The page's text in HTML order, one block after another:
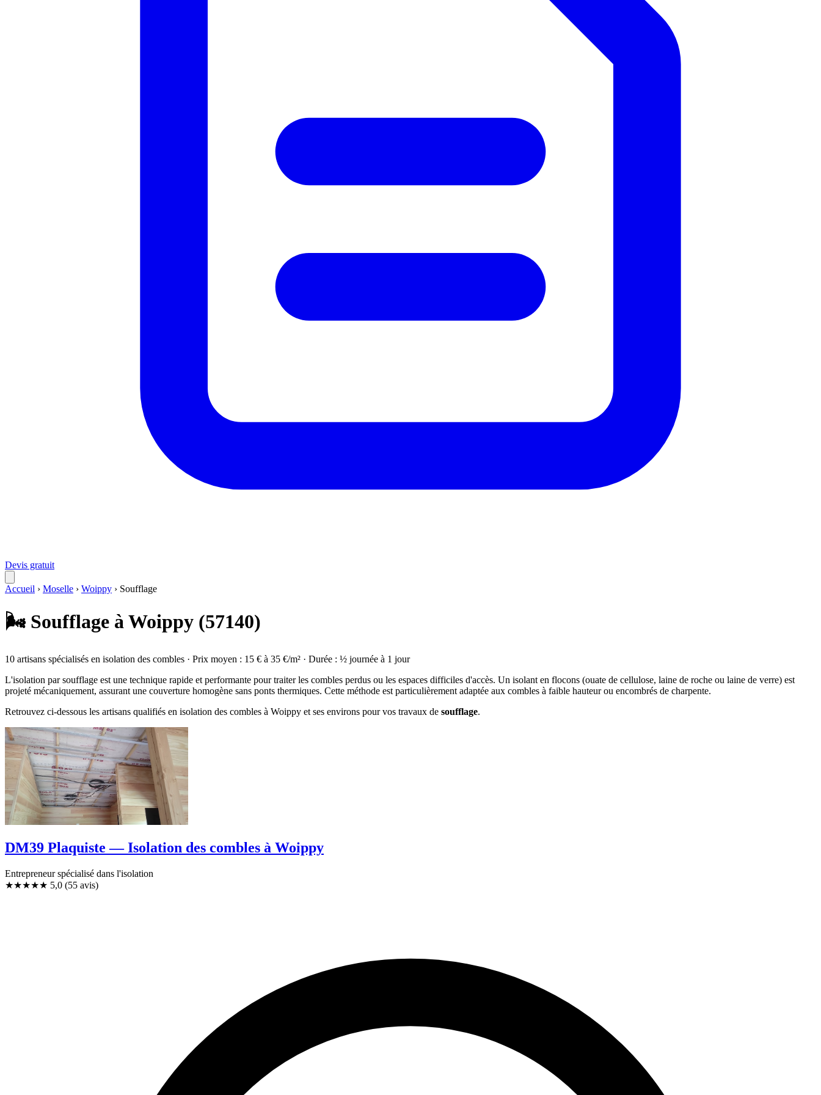
Devis gratuit
Accueil › Moselle › Woippy › Soufflage
🌬️ Soufflage à Woippy (57140)
10 artisans spécialisés en isolation des combles · Prix moyen : 15 € à 35 €/m² · Durée : ½ journée à 1 jour
L'isolation par soufflage est une technique rapide et performante pour traiter les combles perdus ou les espaces difficiles d'accès. Un isolant en flocons (ouate de cellulose, laine de roche ou laine de verre) est
projeté mécaniquement, assurant une couverture homogène sans ponts thermiques. Cette méthode est particulièrement adaptée aux combles à faible hauteur ou encombrés de charpente.
Retrouvez ci-dessous les artisans qualifiés en isolation des combles à Woippy et ses environs pour vos travaux de soufflage.
DM39 Plaquiste — Isolation des combles à Woippy
Entrepreneur spécialisé dans l'isolation
★★★★★ 5,0 (55 avis)